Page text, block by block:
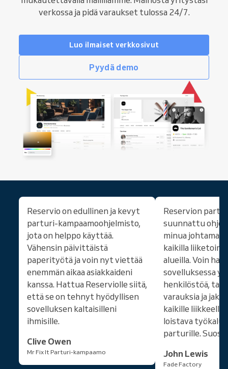
verkossa ja pidä varaukset tulossa 24/7.
Luo ilmaiset verkkosivut
Pyydä demo
Reservio on edullinen ja kevyt
parturi-kampaamoohjelmisto,
jota on helppo käyttää.
Vähensin päivittäistä
paperityötä ja voin nyt viettää
enemmän aikaa asiakkaideni
kanssa. Hattua Reserviolle siitä,
että se on tehnyt hyödyllisen
sovelluksen kaltaisilleni
ihmisille.
Clive Owen
Mr Fix It Parturi-kampaamo
Reservion
suunnattu
minua
kaikilla
alueilla. Voin
sovelluksessa
henkilöstöä,
varauksia ja
kaikille liikkeellä
loistava työkalu
parturille.
John Lewis
Fade Factory